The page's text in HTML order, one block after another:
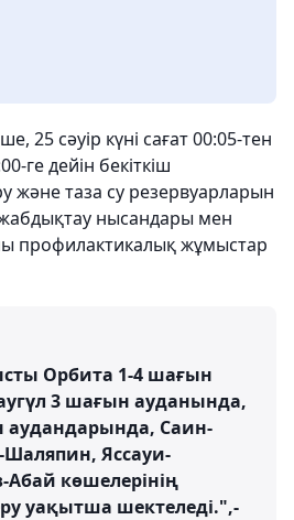
25 сәуір күні сағат 00:05-тен
ге дейін бекіткіш
және таза су резервуарларын
нысандары мен
профилактикалық жұмыстар
Орбита 1-4 шағын
3 шағын ауданында,
Саин-
Яссауи-
көшелерінің
уақытша шектеледі.",-